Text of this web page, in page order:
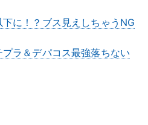
に！？ブス見えしちゃうNG
ラ＆デパコス最強落ちない